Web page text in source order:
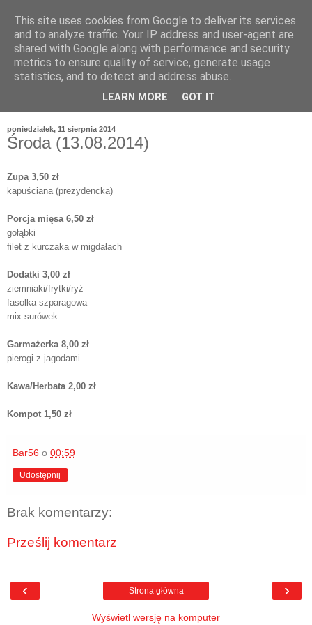
poniedziałek, 11 sierpnia 2014
Środa (13.08.2014)
Zupa 3,50 zł
kapuściana (prezydencka)
Porcja mięsa 6,50 zł
gołąbki
filet z kurczaka w migdałach
Dodatki 3,00 zł
ziemniaki/frytki/ryż
fasolka szparagowa
mix surówek
Garmażerka 8,00 zł
pierogi z jagodami
Kawa/Herbata 2,00 zł
Kompot 1,50 zł
Bar56 o 00:59
Udostępnij
Brak komentarzy:
Prześlij komentarz
‹ ›
Strona główna
Wyświetl wersję na komputer
This site uses cookies from Google to deliver its services
and to analyze traffic. Your IP address and user-agent are
shared with Google along with performance and security
metrics to ensure quality of service, generate usage
statistics, and to detect and address abuse.
LEARN MORE GOT IT